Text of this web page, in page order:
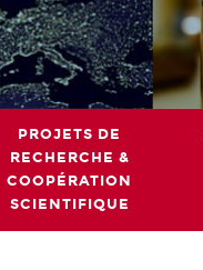
PROJETS DE
RECHERCHE &
COOPÉRATION
SCIENTIFIQUE